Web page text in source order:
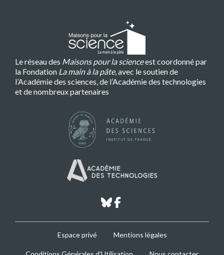
Le réseau des Maisons pour la scienceest coordonné par
la Fondation La main à la pâte, avec le soutien de
l’Académie des sciences, de l’Académie des technologies
et de nombreux partenaires
bluesky
Footer
Espace privé Mentions légales